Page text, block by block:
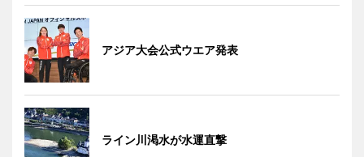
アジア大会公式ウエア発表
ライン川渇水が水運直撃